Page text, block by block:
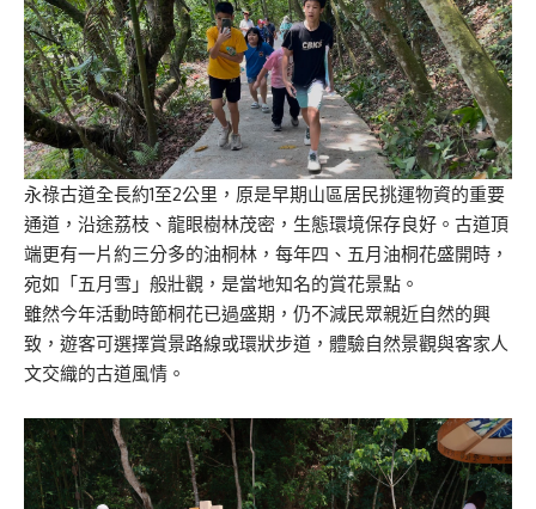
永祿古道全長約1至2公里，原是早期山區居民挑運物資的重要
通道，沿途荔枝、龍眼樹林茂密，生態環境保存良好。古道頂
端更有一片約三分多的油桐林，每年四、五月油桐花盛開時，
宛如「五月雪」般壯觀，是當地知名的賞花景點。
雖然今年活動時節桐花已過盛期，仍不減民眾親近自然的興
致，遊客可選擇賞景路線或環狀步道，體驗自然景觀與客家人
文交織的古道風情。